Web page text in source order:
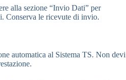
alla sezione “Invio Dati” per
Conserva le ricevute di invio.
automatica al Sistema TS. Non devi